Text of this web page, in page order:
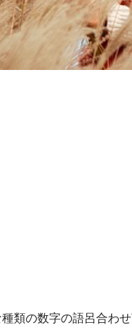
類の数字の語呂合わ